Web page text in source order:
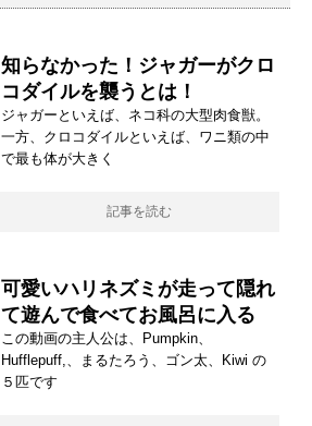
知らなかった！ジャガーがクロ
コダイルを襲うとは！
ジャガーといえば、ネコ科の大型肉食獣。
一方、クロコダイルといえば、ワニ類の中
で最も体が大きく
記事を読む
可愛いハリネズミが走って隠れ
て遊んで食べてお風呂に入る
この動画の主人公は、Pumpkin、
Hufflepuff,、まるたろう、ゴン太、Kiwi の
５匹です